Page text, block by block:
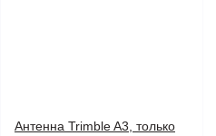
Антенна Trimble A3, только